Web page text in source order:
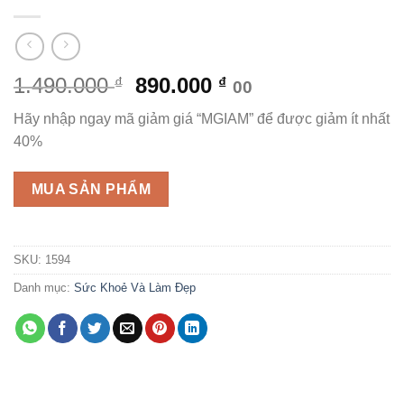
1.490.000₫
Giá
gốc
là:
890.000 ₫Giá
hiện
tại
00
Hãy nhập ngay mã giảm giá “MGIAM” để được giảm ít nhất
40%
MUA SẢN PHẨM
SKU: 1594
Danh mục: Sức Khoẻ Và Làm Đẹp